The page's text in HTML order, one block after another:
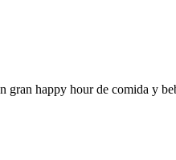
happy hour de comida y